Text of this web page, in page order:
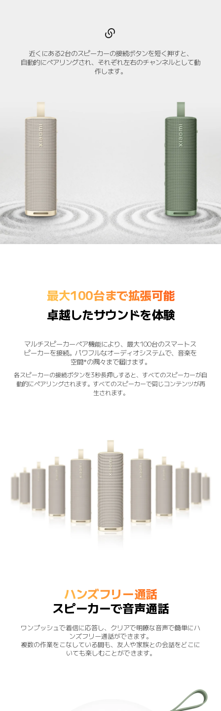
近くにある2台のスピーカーの接続ボタンを短く押すと、
自動的にペアリングされ、それぞれ左右のチャンネルとして動
作します。
最大100台まで拡張可能
卓越したサウンドを体験
マルチスピーカーペア機能により、最大100台のスマートス
ピーカーを接続。パワフルなオーディオシステムで、音楽を
空間*の隅々まで届けます。
各スピーカーの接続ボタンを3秒長押しすると、すべてのスピーカーが自
動的にペアリングされます。すべてのスピーカーで同じコンテンツが再
生されます。
ハンズフリー通話
スピーカーで音声通話
ワンプッシュで着信に応答し、クリアで明瞭な音声で簡単にハ
ンズフリー通話ができます。
複数の作業をこなしている間も、友人や家族との会話をどこに
いても楽しむことができます。